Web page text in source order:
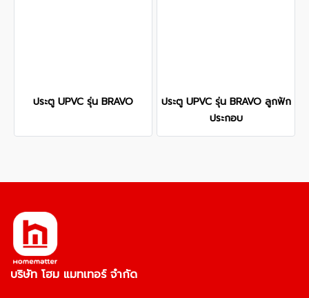
ประตู UPVC รุ่น BRAVO
ประตู UPVC รุ่น BRAVO ลูกฟัก
ประกอบ
บริษัท โฮม แมทเทอร์ จำกัด